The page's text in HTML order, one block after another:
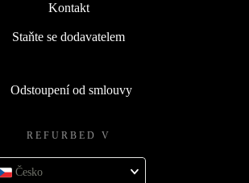
Kontakt
Staňte se dodavatelem
Odstoupení od smlouvy
REFURBED V
Česko